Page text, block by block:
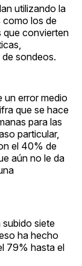
utilizando la
como los de
que convierten
sondeos.
un error medio
que se hace
para las
particular,
el 40% de
aún no le da
subido siete
ha hecho
79% hasta el